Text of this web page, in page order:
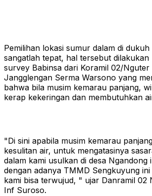
Pemilihan lokasi sumur dalam di
sangatlah tepat, hal tersebut
survey Babinsa dari Koramil 02/Nguter
Jangglengan Serma Warsono yang
bahwa bila musim kemarau panjang,
kerap kekeringan dan membutuhkan
"Di sini apabila musim kemarau
kesulitan air, untuk mengatasinya
dalam kami usulkan di desa Ngandong
dengan adanya TMMD Sengkuyung
kami bisa terwujud, " ujar Danramil 02
Inf Suroso.